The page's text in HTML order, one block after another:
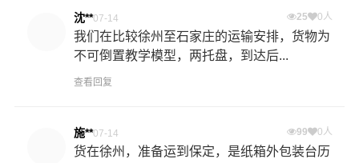
沈**07-14 25 0人
我们在比较徐州至石家庄的运输安排，货物为
不可倒置教学模型，两托盘，到达后...
查看回复
施**07-14 99 0人
货在徐州，准备运到保定，是纸箱外包装台历